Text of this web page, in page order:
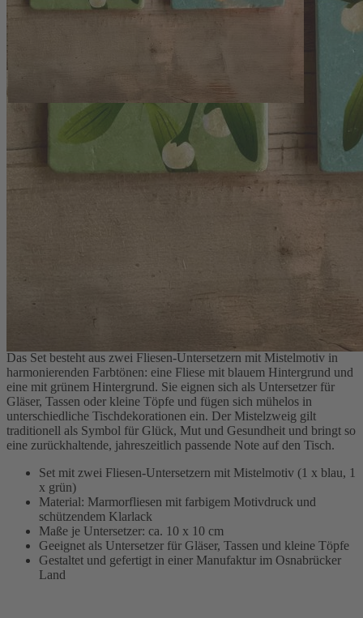
Feine Tischkultur mit winterlichem
Mistelmotiv
Die Fliesen-Untersetzer mit Mistelmotiv verbinden praktische
Funktion mit einer dezenten, naturbezogenen Gestaltung. Auf hellen
Marmorfliesen zeigen sich handgezeichnete Mistelzweige, die in
einer kleinen Manufaktur im Osnabrücker Land entstehen. Jeder
Zweig wird zunächst als Illustration ausgearbeitet und anschließend
in einem speziellen Druckverfahren auf die 10 x 10 cm großen
Untersetzer übertragen. Ein schützender Klarlack bewahrt die
Vielseitige Untersetzer für Gläser, Tassen
Das Set besteht aus zwei Fliesen-Untersetzern mit Mistelmotiv in
harmonierenden Farbtönen: eine Fliese mit blauem Hintergrund und
eine mit grünem Hintergrund. Sie eignen sich als Untersetzer für
Gläser, Tassen oder kleine Töpfe und fügen sich mühelos in
unterschiedliche Tischdekorationen ein. Der Mistelzweig gilt
traditionell als Symbol für Glück, Mut und Gesundheit und bringt so
eine zurückhaltende, jahreszeitlich passende Note auf den Tisch.
Set mit zwei Fliesen-Untersetzern mit Mistelmotiv (1 x blau, 1
x grün)
Material: Marmorfliesen mit farbigem Motivdruck und
schützendem Klarlack
Maße je Untersetzer: ca. 10 x 10 cm
Geeignet als Untersetzer für Gläser, Tassen und kleine Töpfe
Gestaltet und gefertigt in einer Manufaktur im Osnabrücker
Land